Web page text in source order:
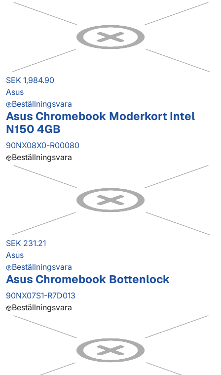
SEK 1,984.90
Asus
Beställningsvara
Asus Chromebook Moderkort Intel
N150 4GB
90NX08X0-R00080
Beställningsvara
SEK 231.21
Asus
Beställningsvara
Asus Chromebook Bottenlock
90NX07S1-R7D013
Beställningsvara